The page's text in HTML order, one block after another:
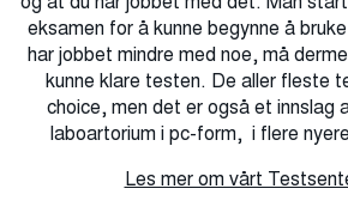
eksamen for å kunne begynne å
har jobbet mindre med noe, må
kunne klare testen. De aller fleste
choice, men det er også et innslag
laboartorium i pc-form, i flere
Les mer om vårt